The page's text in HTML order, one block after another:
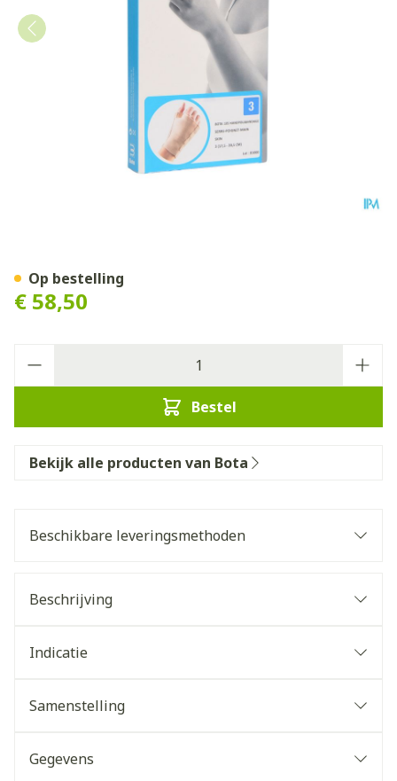
€ 58,50
Bestel
Op bestelling
Bekijk alle producten van Bota
Beschikbare leveringsmethoden
Beschrijving
Indicatie
Samenstelling
Gegevens